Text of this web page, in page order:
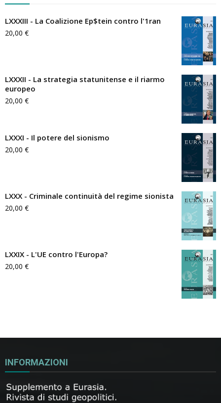
LXXXIII - La Coalizione Ep$tein contro l'1ran
20,00 €
LXXXII - La strategia statunitense e il riarmo
europeo
20,00 €
LXXXI - Il potere del sionismo
20,00 €
LXXX - Criminale continuità del regime sionista
20,00 €
LXXIX - L'UE contro l'Europa?
20,00 €
INFORMAZIONI